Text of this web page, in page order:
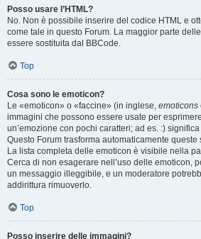
Posso usare l’HTML?
No. Non è possibile inserire del codice HTML e
come tale in questo Forum. La maggior parte
essere sostituita dal BBCode.
Top
Cosa sono le emoticon?
Le «emoticon» o «faccine» (in inglese, emoticons
immagini che possono essere usate per
un’emozione con pochi caratteri; ad es. :)
Questo Forum trasforma automaticamente
La lista completa delle emoticon è visibile nella
Cerca di non esagerare nell’uso delle emoticon,
un messaggio illeggibile, e un moderatore
addirittura rimuoverlo.
Top
Posso inserire delle immagini?